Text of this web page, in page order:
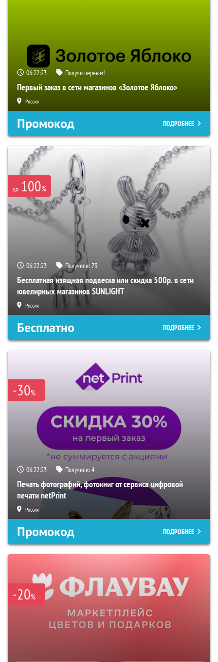
06:22:22 Получи первым!
Первый заказ в сети магазинов «Золотое Яблоко»
Россия
Промокод ПОДРОБНЕЕ
до 100%
06:22:22 Получили:73
Бесплатная изящная подвеска или скидка 500р. в сети
ювелирных магазинов SUNLIGHT
Россия
Бесплатно ПОДРОБНЕЕ
-30%
06:22:22 Получили:4
Печать фотографий, фотокниг от сервиса цифровой
печати netPrint
Россия
Промокод ПОДРОБНЕЕ
-20%